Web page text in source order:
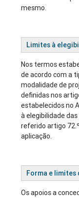
mesmo.
Limites à
Nos termos
de acordo com a
modalidade de
definidas nos
estabelecidos no
à elegibilidade
referido artigo
aplicação.
Forma e limites
Os apoios a